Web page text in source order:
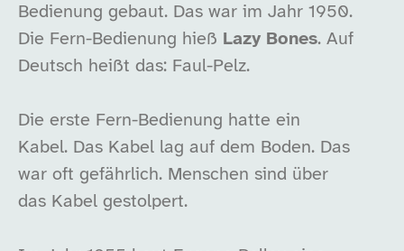
Bedienung gebaut. Das war im Jahr 1950.
Die Fern-Bedienung hieß Lazy Bones. Auf
Deutsch heißt das: Faul-Pelz.
Die erste Fern-Bedienung hatte ein
Kabel. Das Kabel lag auf dem Boden. Das
war oft gefährlich. Menschen sind über
das Kabel gestolpert.